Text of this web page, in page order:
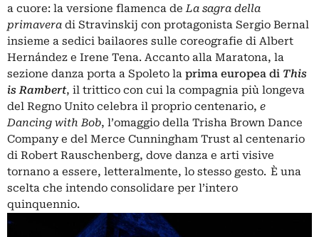
a cuore: la versione flamenca deLa sagra della
primavera di Stravinskij con protagonista Sergio Bernal
insieme a sedici bailaores sulle coreografie di Albert
Hernández e Irene Tena. Accanto alla Maratona, la
sezione danza porta a Spoleto la prima europea di This
is Rambert, il trittico con cui la compagnia più longeva
del Regno Unito celebra il proprio centenario, e
Dancing with Bob, l’omaggio della Trisha Brown Dance
Company e del Merce Cunningham Trust al centenario
di Robert Rauschenberg, dove danza e arti visive
tornano a essere, letteralmente, lo stesso gesto. È una
scelta che intendo consolidare per l’intero
quinquennio.